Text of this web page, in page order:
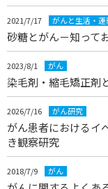
2021/7/17 がんと生活・
砂糖とがん－知って
2023/8/1 がん
染毛剤・縮毛矯正剤
2026/7/16 がん研究
がん患者におけるイ
き観察研究
2018/7/9 がん